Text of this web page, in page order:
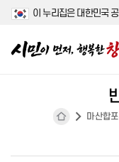
이 누리집은 대한민국
마산합